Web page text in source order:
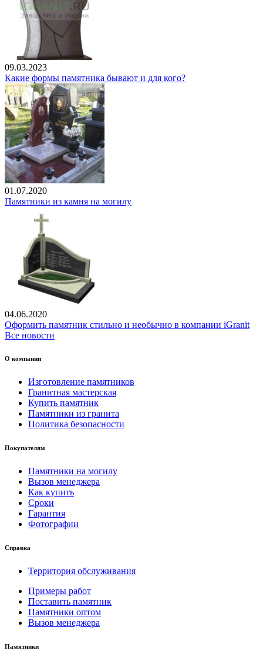
09.03.2023
Какие формы памятника бывают и для кого?
01.07.2020
Памятники из камня на могилу
04.06.2020
Оформить памятник стильно и необычно в компании iGranit
Все новости
О компании
Изготовление памятников
Гранитная мастерская
Купить памятник
Памятники из гранита
Политика безопасности
Покупателям
Памятники на могилу
Вызов менеджера
Как купить
Сроки
Гарантия
Фотографии
Справка
Территория обслуживания
Примеры работ
Поставить памятник
Памятники оптом
Вызов менеджера
Памятники